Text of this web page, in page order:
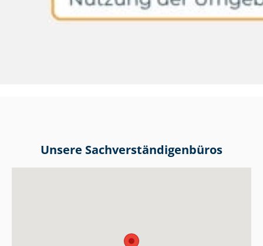
Unsere Sach­ver­stän­di­gen­bü­ros